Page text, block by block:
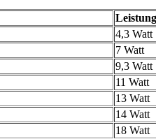
Leistung
4,3 Watt
7 Watt
9,3 Watt
11 Watt
13 Watt
14 Watt
18 Watt